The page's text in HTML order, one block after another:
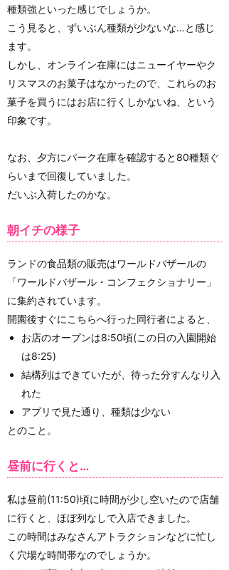
種類強といった感じでしょうか。
こう見ると、ずいぶん種類が少ないな…と感じ
ます。
しかし、オンライン在庫にはニューイヤーやク
リスマスのお菓子はなかったので、これらのお
菓子を買うにはお店に行くしかないね、という
印象です。
なお、夕方にパーク在庫を確認すると80種類ぐ
らいまで回復していました。
だいぶ入荷したのかな。
朝イチの様子
ランドの食品類の販売はワールドバザールの
「ワールドバザール・コンフェクショナリー」
に集約されています。
開園後すぐにこちらへ行った同行者によると、
お店のオープンは8:50頃(この日の入園開始
は8:25)
結構列はできていたが、待った分すんなり入
れた
アプリで見た通り、種類は少ない
とのこと。
昼前に行くと…
私は昼前(11:50)頃に時間が少し空いたので店舗
に行くと、ほぼ列なしで入店できました。
この時間はみなさんアトラクションなどに忙し
く穴場な時間帯なのでしょうか。